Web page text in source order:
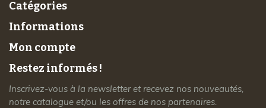
Catégories
Informations
Mon compte
Restez informés !
Inscrivez-vous à la newsletter et recevez nos nouveautés,
notre catalogue et/ou les offres de nos partenaires.